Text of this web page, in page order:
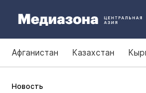
Афганистан Казахстан
Новость